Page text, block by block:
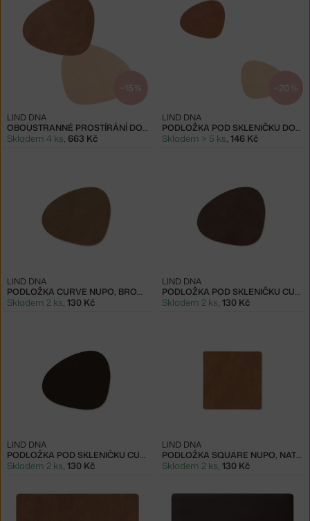
−15 %
OBOUSTRANNÉ PROSTÍRÁNÍ DOUBLE CURVE L, BROWN / SAND
LIND DNA
Skladem 4 ks 663 Kč
−20 %
PODLOŽKA POD SKLENIČKU DOUBLE CURVE, BROWN / SAND
LIND DNA
Skladem > 5 ks 146 Kč
PODLOŽKA CURVE NUPO, BROWN
LIND DNA
Skladem 2 ks 130 Kč
PODLOŽKA POD SKLENIČKU CURVE NUPO, DARK BROWN
LIND DNA
Skladem 2 ks 130 Kč
PODLOŽKA POD SKLENIČKU CURVE NUPO, HAZEL
LIND DNA
Skladem 2 ks, 130 Kč
PODLOŽKA SQUARE NUPO, NATURE
LIND DNA
Skladem 2 ks, 130 Kč